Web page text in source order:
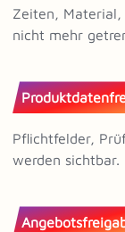
Zeiten, Material,
nicht mehr
Pflichtfelder,
werden sichtbar.